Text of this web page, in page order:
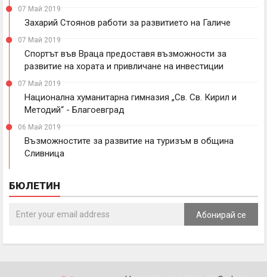
07 Май 2019
Захарий Стоянов работи за развитието на Галиче
07 Май 2019
Спортът във Враца предоставя възможности за
развитие на хората и привличане на инвестиции
07 Май 2019
Национална хуманитарна гимназия „Св. Св. Кирил и
Методий“ - Благоевград
06 Май 2019
Възможностите за развитие на туризъм в община
Сливница
БЮЛЕТИН
Абонирай се